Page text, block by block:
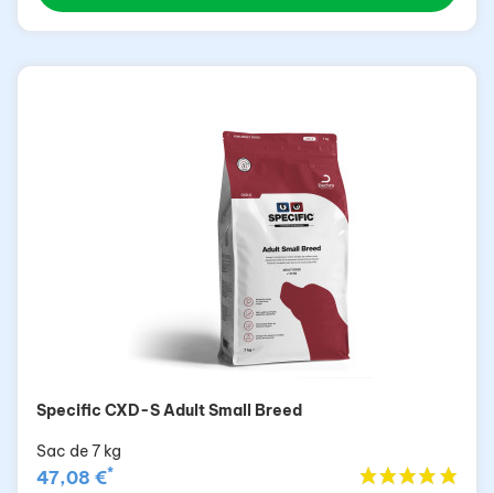
Specific CXD-S Adult Small Breed
Sac de 7 kg
47,08 €*